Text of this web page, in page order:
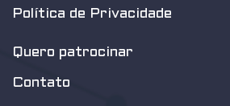
Política de Privacidade
Quero patrocinar
Contato